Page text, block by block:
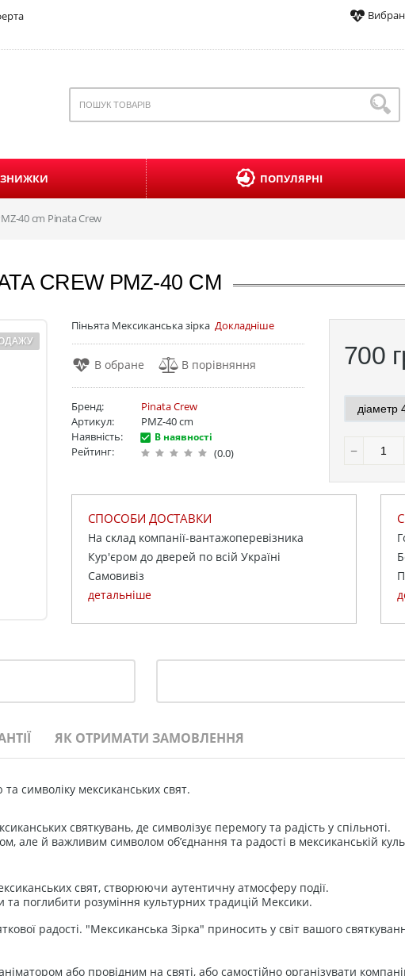
ЗНИЖКИ ПОПУЛЯРНІ
40 cm Pinata Crew
CREW PMZ-40 CM
Піньята Мексиканська зірка Докладніше
Бренд:
Pinata Crew
Артикул:
PMZ-40 cm
Наявність:
В наявності
Рейтинг: (0.0)
700
−
СПОСОБИ ДОСТАВКИ
На склад компанії-вантажоперевізника
Кур'єром до дверей по всій Україні
Самовивіз
детальніше
ЯК ОТРИМАТИ ЗАМОВЛЕННЯ
символіку мексиканських свят.
святкувань, де символізує перемогу та радість у спільноті.
й важливим символом об’єднання та радості в мексиканській
свят, створюючи аутентичну атмосферу події.
поглибити розуміння культурних традицій Мексики.
радості. "Мексиканська Зірка" приносить у світ вашого
або провідним на святі, або самостійно організувати